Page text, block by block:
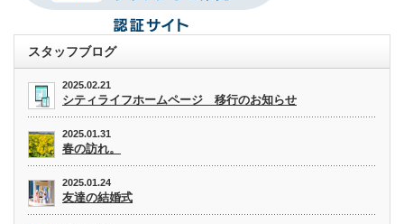
スタッフブログ
2025.02.21
シティライフホームページ 移行のお知らせ
2025.01.31
春の訪れ。
2025.01.24
友達の結婚式